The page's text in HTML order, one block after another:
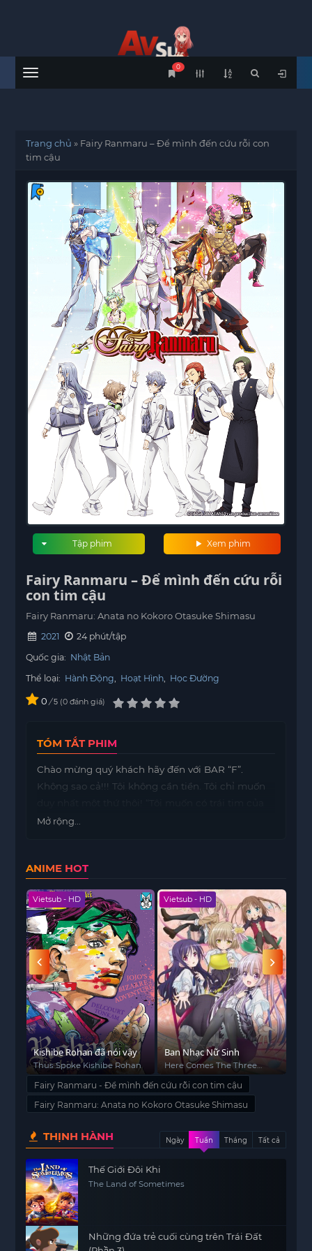
Menu
0
Trang chủ » Fairy Ranmaru – Để mình đến cứu rỗi con
tim cậu
Xem phim
Tập phim
Fairy Ranmaru – Để mình đến cứu rỗi
con tim cậu
Fairy Ranmaru: Anata no Kokoro Otasuke Shimasu
2021
24 phút/tập
Quốc gia: Nhật Bản
Thể loại: Hành Động Hoạt Hình Học Đường
0 / 5 0 đánh giá
TÓM TẮT PHIM
Chào mừng quý khách hãy đến với BAR “F”.
Không sao cả!!! Tôi không cần tiền. Tôi chỉ muốn
bạn !!”
Mở rộng...
ANIME HOT
Vietsub - HD
Kishibe Rohan đã nói vậy
Thus Spoke Kishibe Rohan
Vietsub - HD
Ban Nhạc Nữ Sinh
Here Comes The Three
Angels
Fairy Ranmaru - Để mình đến cứu rỗi con tim cậu
Fairy Ranmaru: Anata no Kokoro Otasuke Shimasu
THỊNH HÀNH Ngày Tuần Tháng Tất cả
Thế Giới Đôi Khi
The Land of Sometimes
Những đứa trẻ cuối cùng trên Trái Đất